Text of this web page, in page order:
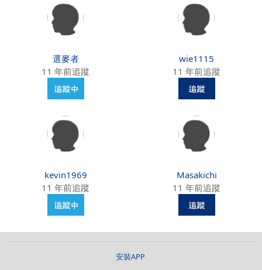
選麥者
11 年前追蹤
wie1115
11 年前追蹤
kevin1969
11 年前追蹤
Masakichi
11 年前追蹤
安裝APP